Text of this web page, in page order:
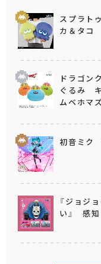
スプラト
カ＆タコ
ドラゴン
ぐるみ
ムベホマ
初音ミ
『ジョジ
い』 感